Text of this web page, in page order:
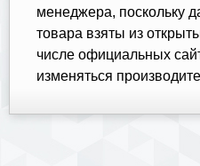
менеджера, поскольку
товара взяты из
числе официальных
изменяться